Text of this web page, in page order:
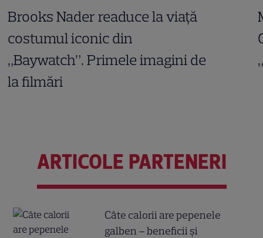
Brooks Nader readuce la viață
costumul iconic din
„Baywatch”. Primele imagini de
la filmări
ARTICOLE PARTENERI
Câte calorii are pepenele
galben – beneficii și